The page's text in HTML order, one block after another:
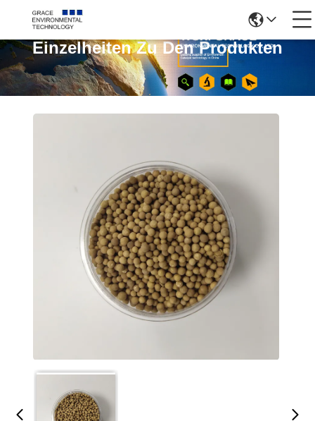
Einzelheiten Zu Den Produkten